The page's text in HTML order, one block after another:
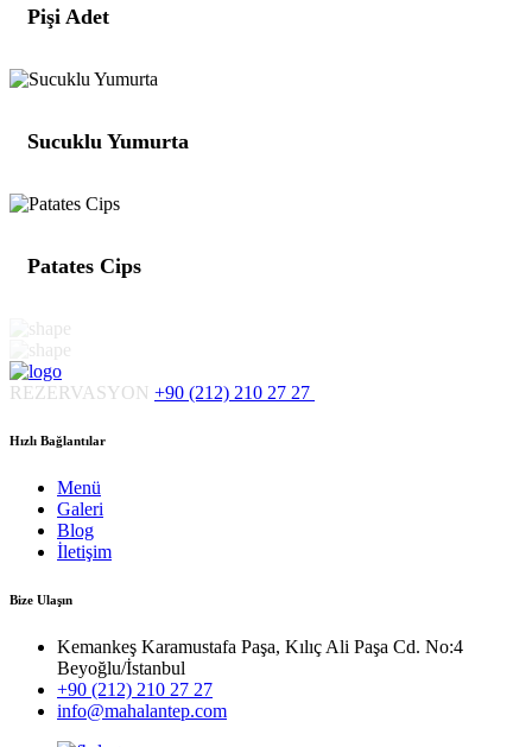
Pişi Adet
Sucuklu Yumurta
Patates Cips
REZERVASYON +90 (212) 210 27 27
Hızlı Bağlantılar
Menü
Galeri
Blog
İletişim
Bize Ulaşın
Kemankeş Karamustafa Paşa, Kılıç Ali Paşa Cd. No:4
Beyoğlu/İstanbul
+90 (212) 210 27 27
info@mahalantep.com